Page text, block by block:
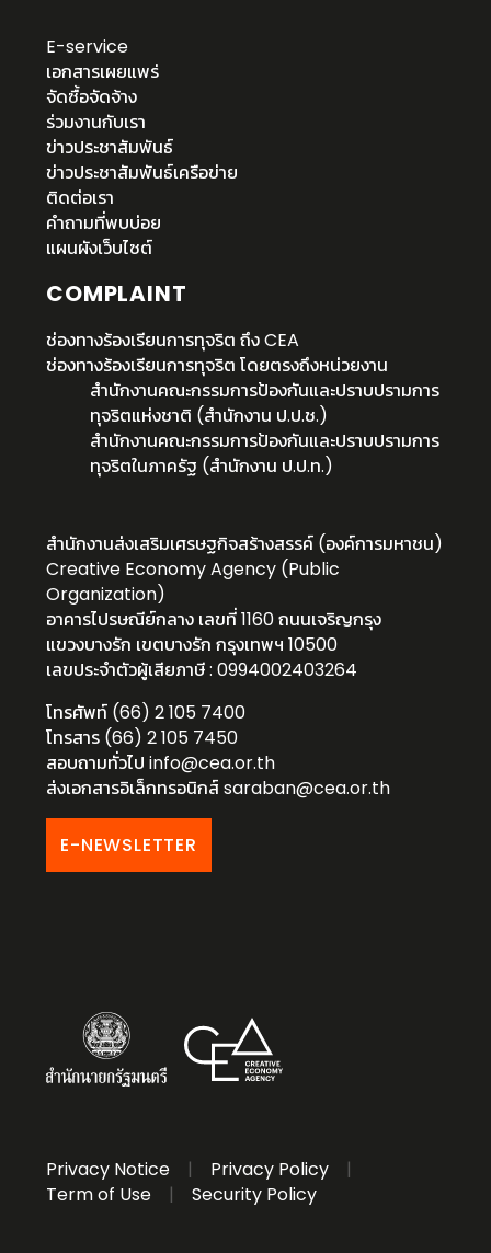
E-service
เอกสารเผยแพร่
จัดซื้อจัดจ้าง
ร่วมงานกับเรา
ข่าวประชาสัมพันธ์
ข่าวประชาสัมพันธ์เครือข่าย
ติดต่อเรา
คำถามที่พบบ่อย
แผนผังเว็บไซต์
COMPLAINT
ช่องทางร้องเรียนการทุจริต ถึง CEA
ช่องทางร้องเรียนการทุจริต โดยตรงถึงหน่วยงาน
สำนักงานคณะกรรมการป้องกันและปราบปรามการ
ทุจริตแห่งชาติ (สำนักงาน ป.ป.ช.)
สำนักงานคณะกรรมการป้องกันและปราบปรามการ
ทุจริตในภาครัฐ (สำนักงาน ป.ป.ท.)
สำนักงานส่งเสริมเศรษฐกิจสร้างสรรค์ (องค์การมหาชน)
Creative Economy Agency (Public
Organization)
อาคารไปรษณีย์กลาง เลขที่ 1160 ถนนเจริญกรุง
แขวงบางรัก เขตบางรัก กรุงเทพฯ 10500
เลขประจำตัวผู้เสียภาษี : 0994002403264
โทรศัพท์ (66) 2 105 7400
โทรสาร (66) 2 105 7450
สอบถามทั่วไปinfo@cea.or.th
ส่งเอกสารอิเล็กทรอนิกส์saraban@cea.or.th
E-NEWSLETTER
Privacy Notice | Privacy Policy
|
Term of Use
| Security Policy